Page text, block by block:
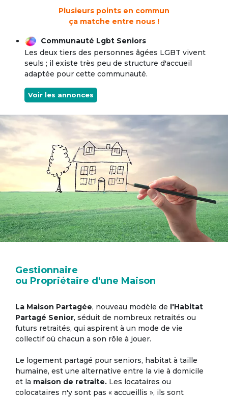
Plusieurs points en commun
ça matche entre nous !
Communauté Lgbt Seniors
Les deux tiers des personnes âgées LGBT vivent
seuls ; il existe très peu de structure d'accueil
adaptée pour cette communauté.
Voir les annonces
Gestionnaire
ou Propriétaire d'une Maison
La Maison Partagée, nouveau modèle de l'Habitat
Partagé Senior, séduit de nombreux retraités ou
futurs retraités, qui aspirent à un mode de vie
collectif où chacun a son rôle à jouer.
Le logement partagé pour seniors, habitat à taille
humaine, est une alternative entre la vie à domicile
et la maison de retraite. Les locataires ou
colocataires n'y sont pas « accueillis », ils sont